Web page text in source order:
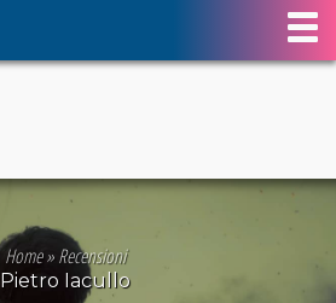
Home»Recensioni
Pietro Iacullo